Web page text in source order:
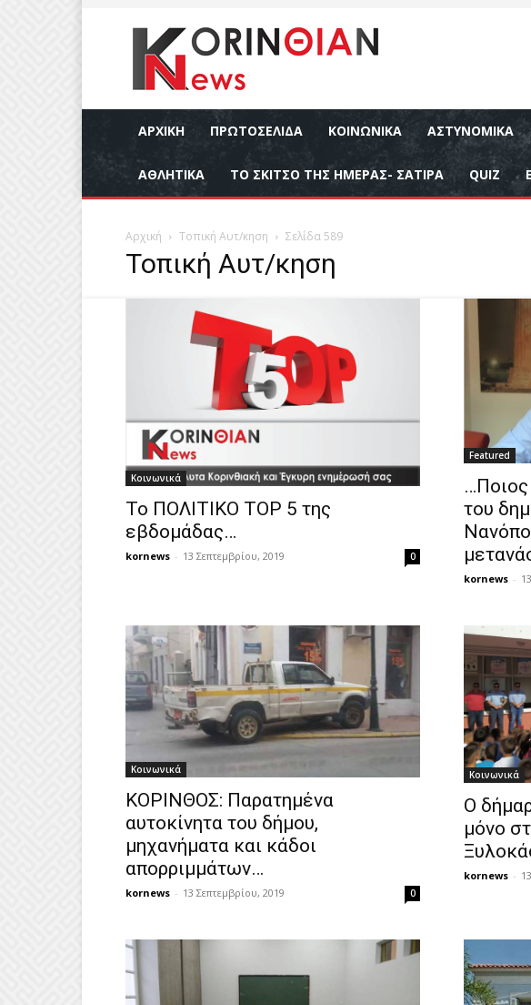
ΑΡΧΙΚΉ ΠΡΩΤΟΣΕΛΙΔΑ ΚΟΙΝΩΝΙΚΆ ΑΣΤΥΝΟΜΙΚΆ
ΑΘΛΗΤΙΚΆ ΤΟ ΣΚΙΤΣΟ ΤΗΣ ΗΜΕΡΑΣ- ΣΑΤΙΡΑ QUIZ
Αρχική Τοπική Αυτ/κηση Σελίδα 589
Τοπική Αυτ/κηση
Κοινωνικά
Το ΠΟΛΙΤΙΚΟ ΤΟP 5 της
εβδομάδας…
kornews - 13 Σεπτεμβρίου, 2019 0
Featured
…Ποιος
του
kornews -
Κοινωνικά
ΚΟΡΙΝΘΟΣ: Παρατημένα
αυτοκίνητα του δήμου,
μηχανήματα και κάδοι
απορριμμάτων…
kornews - 13 Σεπτεμβρίου, 2019 0
Κοινωνικά
Ο
μόνο
kornews -